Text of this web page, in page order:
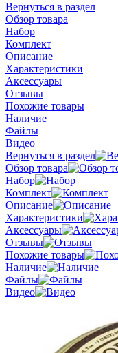
Вернуться в раздел
Обзор товара
Набор
Комплект
Описание
Характеристики
Аксессуары
Отзывы
Похожие товары
Наличие
Файлы
Видео
Вернуться в раздел
Обзор товара
Набор
Комплект
Описание
Характеристики
Аксессуары
Отзывы
Похожие товары
Наличие
Файлы
Видео